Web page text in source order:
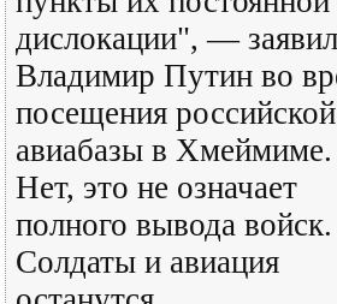
дислокации", — заявил
Владимир Путин во
посещения российской
авиабазы в Хмеймиме.
Нет, это не означает
полного вывода войск.
Солдаты и авиация